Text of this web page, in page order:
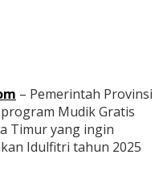
– Pemerintah Provinsi
Mudik Gratis
Timur yang ingin
Idulfitri tahun 2025